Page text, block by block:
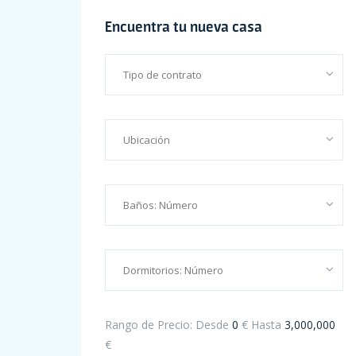
The Leader In Real Estate Information Systems
Apartment for sale with high quality finishing
Recent Comments
Encuentra tu nueva casa
Rango de Precio: Desde 0 € Hasta 3,000,000
€